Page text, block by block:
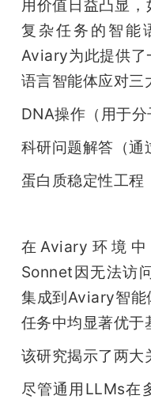
用价值日益凸显
复杂任务的智能
Aviary为此提供了
语言智能体应对三
DNA操作（用于分
科研问题解答（通
蛋白质稳定性工程
在Aviary环境
Sonnet因无法访
集成到Aviary智能
任务中均显著优于
该研究揭示了两大
尽管通用LLMs在